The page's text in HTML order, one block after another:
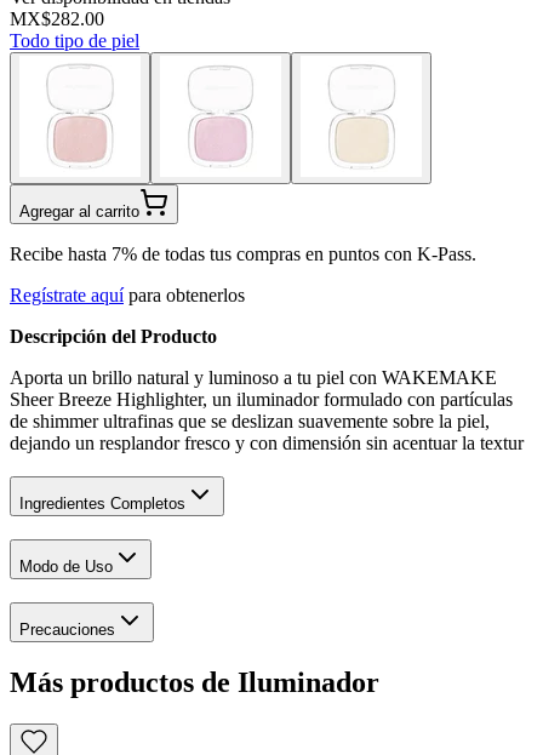
MX$282.00
Todo tipo de piel
Agregar al carrito
Recibe hasta 7% de todas tus compras en puntos con K-Pass.
Regístrate aquí para obtenerlos
Descripción del Producto
Aporta un brillo natural y luminoso a tu piel con WAKEMAKE
Sheer Breeze Highlighter, un iluminador formulado con partículas
de shimmer ultrafinas que se deslizan suavemente sobre la piel,
dejando un resplandor fresco y con dimensión sin acentuar la textur
Ingredientes Completos
Modo de Uso
Precauciones
Más productos de Iluminador